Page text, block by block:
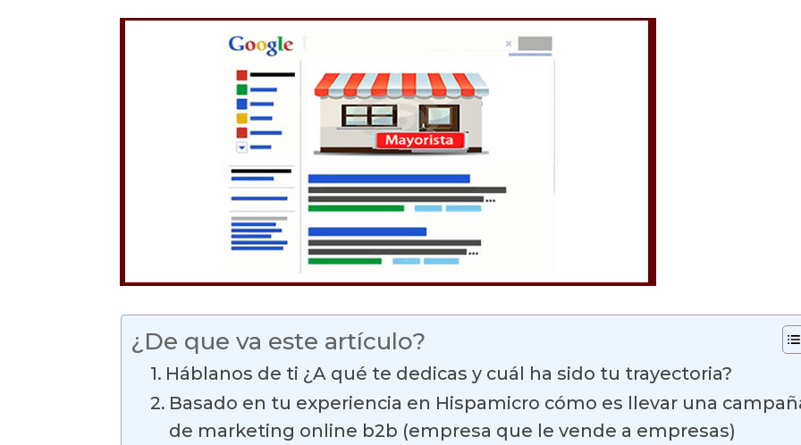
¿De que va este artículo?
Háblanos de ti ¿A qué te dedicas y cuál ha sido tu trayectoria?
Basado en tu experiencia en Hispamicro cómo es llevar una
de marketing online b2b (empresa que le vende a empresas)